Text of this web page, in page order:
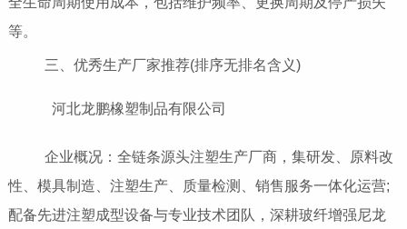
等。
三、优秀生产厂家推荐(排序无排名含义)
河北龙鹏橡塑制品有限公司
企业概况：全链条源头注塑生产厂商，集研发、原料改
性、模具制造、注塑生产、质量检测、销售服务一体化运营;
配备先进注塑成型设备与专业技术团队，深耕玻纤增强尼龙